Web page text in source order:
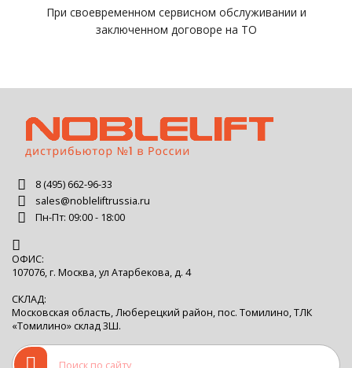
При своевременном сервисном обслуживании и
заключенном договоре на ТО
8 (495) 662-96-33
sales@nobleliftrussia.ru
Пн-Пт: 09:00 - 18:00
ОФИС:
107076, г. Москва, ул Атарбекова, д. 4
СКЛАД:
Московская область, Люберецкий район, пос. Томилино, ТЛК
«Томилино» склад 3Ш.